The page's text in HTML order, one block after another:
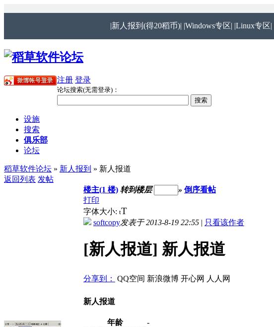
|新人报到(得20稻币)| |Windows专区| |Linux专区|
注册 登录
论坛搜索(无需登录)：
设施
搜索
俱乐部
论坛
稻草软件论坛 » 新人报到 » 新人报道
返回列表 发帖
楼主(1 楼) 转到楼层 » 倒序看帖
打印
字体大小: tT
softcopy发表于 2013-8-19 22:55 | 只看该作者
[新人报道] 新人报道
分享到： QQ空间 新浪微博 开心网 人人网
新人报道
年龄
-